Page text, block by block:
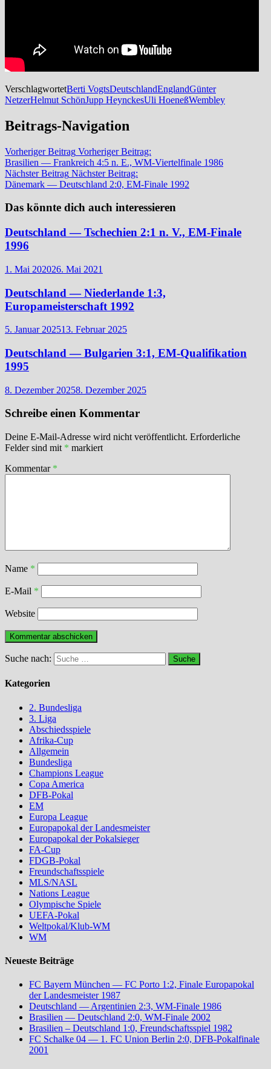
VerschlagwortetBerti VogtsDeutschlandEnglandGünter
NetzerHelmut SchönJupp HeynckesUli HoeneßWembley
Beitrags-Navigation
Vorheriger Beitrag Vorheriger Beitrag:
Brasilien — Frankreich 4:5 n. E., WM-Viertelfinale 1986
Nächster Beitrag Nächster Beitrag:
Dänemark — Deutschland 2:0, EM-Finale 1992
Das könnte dich auch interessieren
Deutschland — Tschechien 2:1 n. V., EM-Finale
1996
1. Mai 202026. Mai 2021
Deutschland — Niederlande 1:3,
Europameisterschaft 1992
5. Januar 202513. Februar 2025
Deutschland — Bulgarien 3:1, EM-Qualifikation
1995
8. Dezember 20258. Dezember 2025
Schreibe einen Kommentar
Deine E-Mail-Adresse wird nicht veröffentlicht. Erforderliche
Felder sind mit * markiert
Kommentar *
Name *
E-Mail *
Website
Suche nach:
Kategorien
2. Bundesliga
3. Liga
Abschiedsspiele
Afrika-Cup
Allgemein
Bundesliga
Champions League
Copa America
DFB-Pokal
EM
Europa League
Europapokal der Landesmeister
Europapokal der Pokalsieger
FA-Cup
FDGB-Pokal
Freundschaftsspiele
MLS/NASL
Nations League
Olympische Spiele
UEFA-Pokal
Weltpokal/Klub-WM
WM
Neueste Beiträge
FC Bayern München — FC Porto 1:2, Finale Europapokal
der Landesmeister 1987
Deutschland — Argentinien 2:3, WM-Finale 1986
Brasilien — Deutschland 2:0, WM-Finale 2002
Brasilien – Deutschland 1:0, Freundschaftsspiel 1982
FC Schalke 04 — 1. FC Union Berlin 2:0, DFB-Pokalfinale
2001